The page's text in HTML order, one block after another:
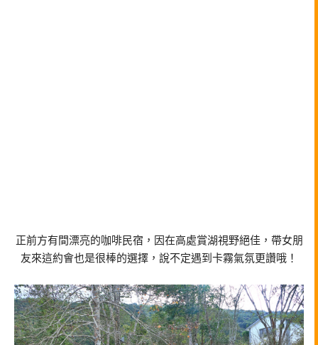
正前方有間漂亮的咖啡民宿，因在高處賞湖視野絕佳，帶女朋
友來這約會也是很棒的選擇，說不定遇到卡霧氣氛更讚哦！